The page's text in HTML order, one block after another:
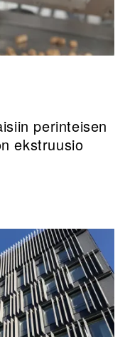
perinteisen
ekstruusio